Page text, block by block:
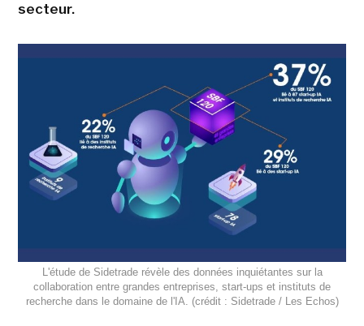
secteur.
L'étude de Sidetrade révèle des données inquiétantes sur la
collaboration entre grandes entreprises, start-ups et instituts de
recherche dans le domaine de l'IA. (crédit : Sidetrade / Les Echos)